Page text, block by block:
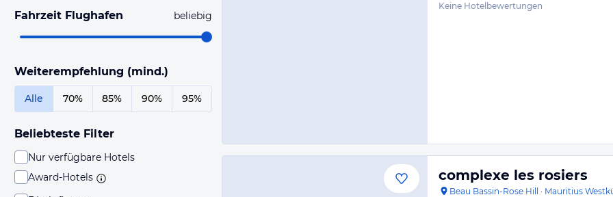
Fahrzeit Flughafen beliebig
Weiterempfehlung (mind.)
Alle 70% 85% 90% 95%
Beliebteste Filter
Nur verfügbare Hotels
Award-Hotels
Keine Hotelbewertungen
complexe les rosiers
Beau Bassin-Rose Hill · Mauritius